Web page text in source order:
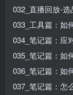
032_直播回放-
033_工具篇：如
034_笔记篇：应
035_笔记篇：如
036_笔记篇：如
037_笔记篇：怎